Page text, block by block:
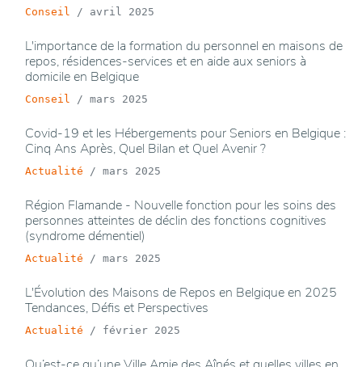
Conseil / avril 2025
L'importance de la formation du personnel en maisons de
repos, résidences-services et en aide aux seniors à
domicile en Belgique
Conseil / mars 2025
Covid-19 et les Hébergements pour Seniors en Belgique :
Cinq Ans Après, Quel Bilan et Quel Avenir ?
Actualité / mars 2025
Région Flamande - Nouvelle fonction pour les soins des
personnes atteintes de déclin des fonctions cognitives
(syndrome démentiel)
Actualité / mars 2025
L'Évolution des Maisons de Repos en Belgique en 2025
Tendances, Défis et Perspectives
Actualité / février 2025